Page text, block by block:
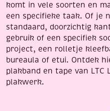
komt in vele soorten en
een specifieke taak. Of je
standaard, doorzichtig
gebruik of een specifiek
project, een rolletje
bureaula of etui. Ontdek
plakband en tape van LTC
plakwerk.